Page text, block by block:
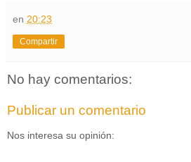
en 20:23
Compartir
No hay comentarios:
Publicar un comentario
Nos interesa su opinión: